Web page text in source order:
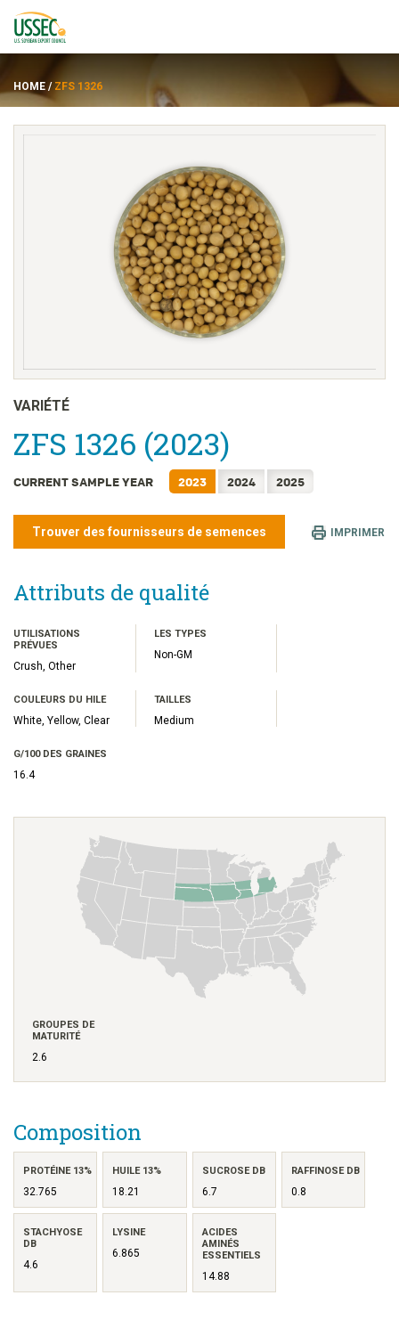
ENGLISH
日本語
简体中文
繁體中文
TIẾNG VIỆT
HOME / ZFS 1326
VARIÉTÉ
ZFS 1326 (2023)
CURRENT SAMPLE YEAR 2023 2024 2025
Trouver des fournisseurs de semences IMPRIMER
Attributs de qualité
UTILISATIONS
PRÉVUES
Crush, Other
LES TYPES
Non-GM
COULEURS DU HILE
White, Yellow, Clear
TAILLES
Medium
G/100 DES GRAINES
16.4
GROUPES DE
MATURITÉ
2.6
Composition
PROTÉINE 13%
32.765
HUILE 13%
18.21
SUCROSE DB
6.7
RAFFINOSE DB
0.8
STACHYOSE
DB
4.6
LYSINE
6.865
ACIDES
AMINÉS
ESSENTIELS
14.88